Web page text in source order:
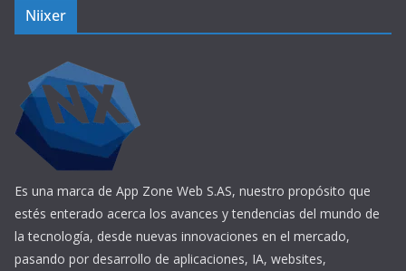
Niixer
Es una marca de App Zone Web S.AS, nuestro propósito que
estés enterado acerca los avances y tendencias del mundo de
la tecnología, desde nuevas innovaciones en el mercado,
pasando por desarrollo de aplicaciones, IA, websites,